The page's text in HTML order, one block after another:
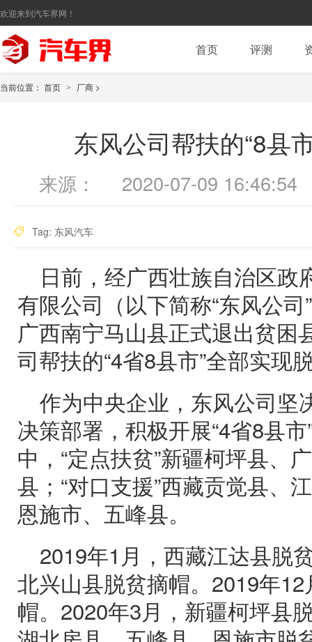
欢迎来到汽车界网！
首页 评测
当前位置： 首页 > 厂商 >
东风公司帮扶的“8县
来源： 2020-07-09 16:46:54
Tag: 东风汽车
日前，经广西壮族自治区政
有限公司（以下简称“东风公
广西南宁马山县正式退出贫困
司帮扶的“4省8县市”全部实现
作为中央企业，东风公司坚
决策部署，积极开展“4省8县
中，“定点扶贫”新疆柯坪县、
县；“对口支援”西藏贡觉县、
恩施市、五峰县。
2019年1月，西藏江达县脱
北兴山县脱贫摘帽。2019年
帽。2020年3月，新疆柯坪县